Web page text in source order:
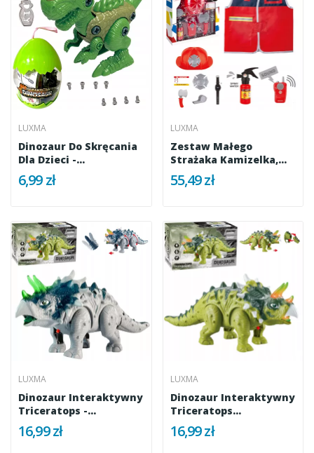
LUXMA
Dinozaur Do Skręcania
Dla Dzieci -
Kreatywna...
6,99 zł
LUXMA
Zestaw Małego
Strażaka Kamizelka,
Gaśnica I...
55,49 zł
LUXMA
Dinozaur Interaktywny
Triceratops -
Chodzący,...
16,99 zł
LUXMA
Dinozaur Interaktywny
Triceratops
Chodzący,...
16,99 zł